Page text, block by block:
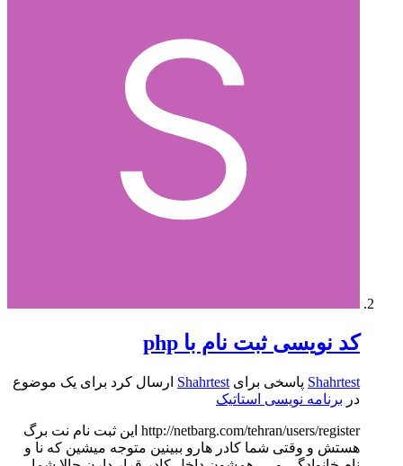
کد نویسی ثبت نام با php
Shahrtest پاسخی برای Shahrtest ارسال کرد برای یک موضوع
در برنامه نویسی استاتیک
http://netbarg.com/tehran/users/register این ثبت نام نت برگ
هستش و وقتی شما کادر هارو ببینین متوجه میشین که نا و